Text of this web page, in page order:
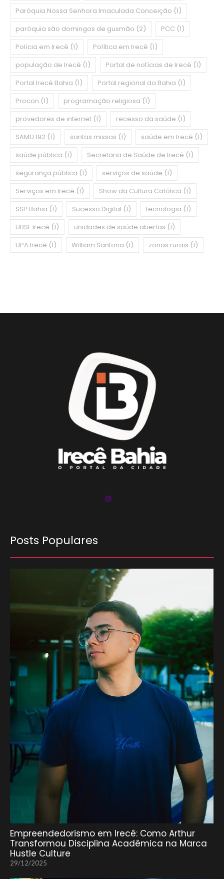
Paróquia Nossa Senhora Imaculada Conceição (1)
paróquia são domingos de gusmão (2) PCC (1)
Polícia em Irecê (1) Política em Irecê (1)
população de Irecê (1) Portal de notícias de Irecê (1)
Portal Irecê Bahia (1) Portal regional da Bahia (1)
Procon (1) programação religiosa (1)
provedores de internet (1) recesso da saúde (1)
SAMU 192 (1) santas missas (1) saúde em Irecê (1)
saúde pública (1) Secretaria de Saúde de Irecê (1)
segurança pública (1) serviços de saúde (1)
Serviços em Irecê (1) Show da Cultura Católica (1)
SSP Bahia (1) Sucesso Digital (1) tecnologia (1)
UBSF Irecê (1) unidades de saúde abertas (1)
UPA Irecê (1) William Sanfona (1) zonas rurais (1)
Posts Populares
Empreendedorismo em Irecê: Como Arthur
Transformou Disciplina Acadêmica na Marca
Hustle Culture
29/12/2025